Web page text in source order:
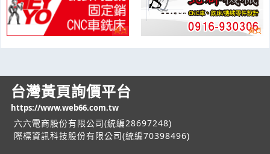
台灣黃頁詢價平台
https://www.web66.com.tw
六六電商股份有限公司(統編28697248)
際標資訊科技股份有限公司(統編70398496)